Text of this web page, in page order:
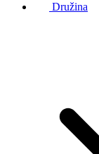
Družina